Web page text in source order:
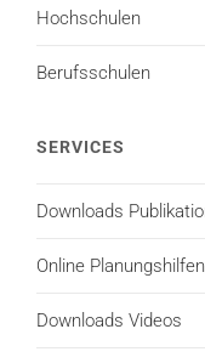
Hochschulen
Berufsschulen
SERVICES
Downloads
Online Planungshilfen
Downloads Videos